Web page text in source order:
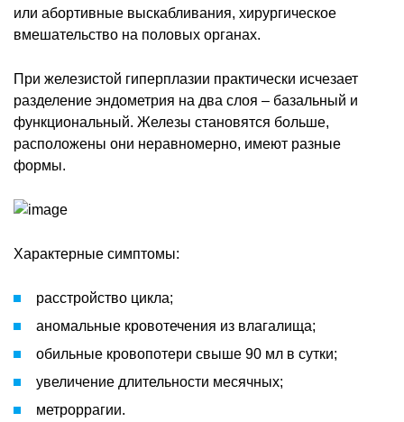
или абортивные выскабливания, хирургическое
вмешательство на половых органах.
При железистой гиперплазии практически исчезает
разделение эндометрия на два слоя – базальный и
функциональный. Железы становятся больше,
расположены они неравномерно, имеют разные
формы.
Характерные симптомы:
расстройство цикла;
аномальные кровотечения из влагалища;
обильные кровопотери свыше 90 мл в сутки;
увеличение длительности месячных;
метроррагии.